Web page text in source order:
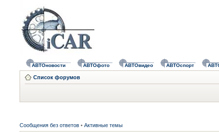
АВТОновости АВТОфото АВТОвидео АВТОспорт
Список форумов
Сообщения без ответов • Активные темы